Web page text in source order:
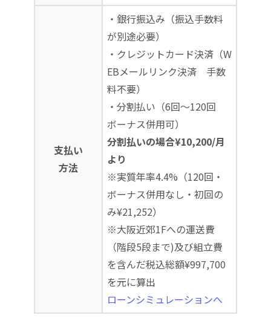
支払い
方法
・銀行振込み（振込手数料
が別途必要）
・クレジットカード決済（W
EBメールリンク決済 手数
料不要）
・分割払い（6回～120回
ボーナス併用可）
分割払いの場合¥10,200/月
より
※実質年率4.4%（120回・
ボーナス併用なし・初回の
み¥21,252）
※大阪近郊1Fへの運送費
（階段5段まで)及び組立費
を含んだ税込総額¥997,700
を元に算出
ローンシミュレーションへ